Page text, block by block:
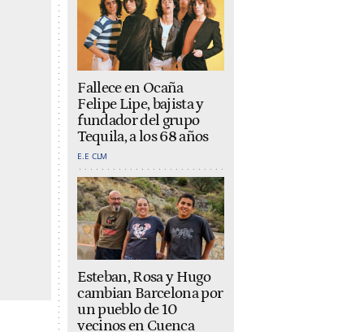
Fallece en Ocaña
Felipe Lipe, bajista y
fundador del grupo
Tequila, a los 68 años
E.E CLM
Esteban, Rosa y Hugo
cambian Barcelona por
un pueblo de 10
vecinos en Cuenca